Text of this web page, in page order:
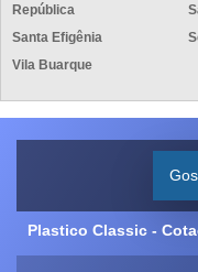
República
Santa Efigênia
Vila Buarque
Plastico Classic -